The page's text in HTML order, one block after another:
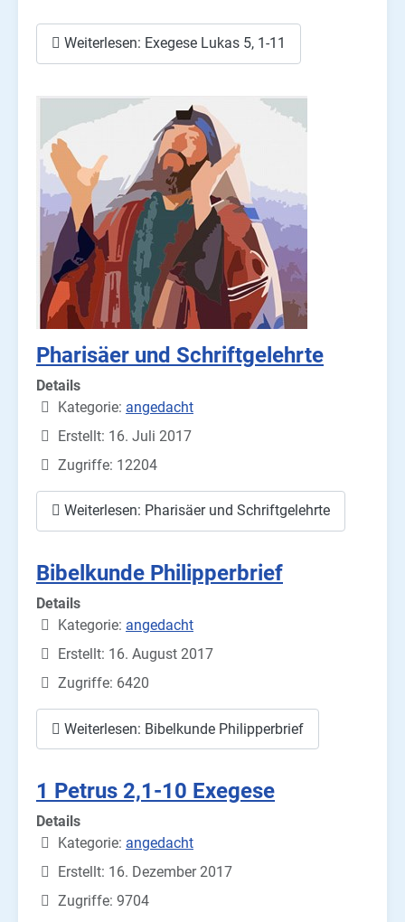
Weiterlesen: Exegese Lukas 5, 1-11
Pharisäer und Schriftgelehrte
Details
Kategorie: angedacht
Erstellt: 16. Juli 2017
Zugriffe: 12204
Weiterlesen: Pharisäer und Schriftgelehrte
Bibelkunde Philipperbrief
Details
Kategorie: angedacht
Erstellt: 16. August 2017
Zugriffe: 6420
Weiterlesen: Bibelkunde Philipperbrief
1 Petrus 2,1-10 Exegese
Details
Kategorie: angedacht
Erstellt: 16. Dezember 2017
Zugriffe: 9704